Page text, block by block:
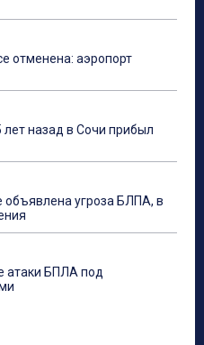
отменена: аэропорт
лет назад в Сочи прибыл
угроза БЛПА, в
атаки БПЛА под